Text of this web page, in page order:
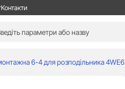
Контакти
6-4 для розподільника 4WE6